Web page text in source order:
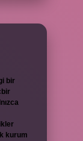
bir
kurum